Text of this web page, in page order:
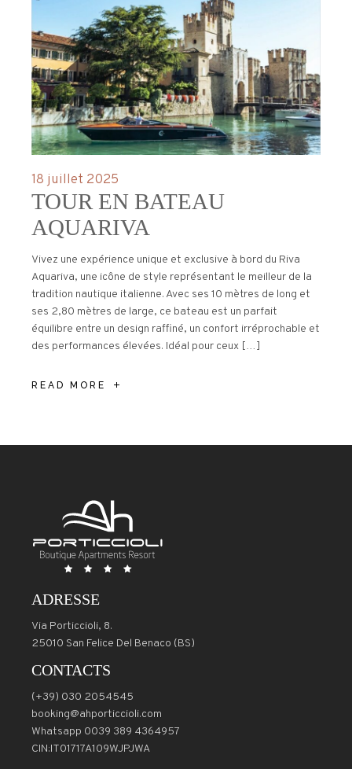
18 juillet 2025
TOUR EN BATEAU
AQUARIVA
Vivez une expérience unique et exclusive à bord du Riva
Aquariva, une icône de style représentant le meilleur de la
tradition nautique italienne. Avec ses 10 mètres de long et
ses 2,80 mètres de large, ce bateau est un parfait
équilibre entre un design raffiné, un confort irréprochable et
des performances élevées. Idéal pour ceux […]
READ MORE
ADRESSE
Via Porticcioli, 8.
25010 San Felice Del Benaco (BS)
CONTACTS
(+39) 030 2054545
booking@ahporticcioli.com
Whatsapp 0039 389 4364957
CIN:IT01717A109WJPJWA